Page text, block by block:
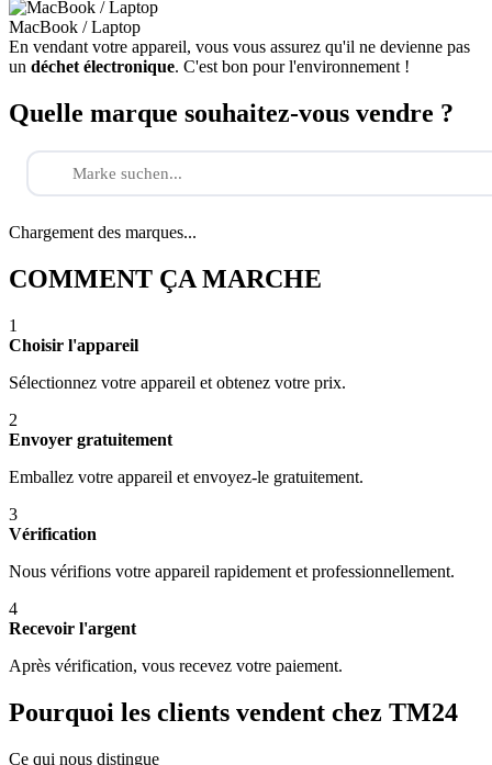
MacBook / Laptop
En vendant votre appareil, vous vous assurez qu'il ne devienne pas
un déchet électronique. C'est bon pour l'environnement !
Quelle marque souhaitez-vous vendre ?
Chargement des marques...
COMMENT ÇA MARCHE
1
Choisir l'appareil
Sélectionnez votre appareil et obtenez votre prix.
2
Envoyer gratuitement
Emballez votre appareil et envoyez-le gratuitement.
3
Vérification
Nous vérifions votre appareil rapidement et professionnellement.
4
Recevoir l'argent
Après vérification, vous recevez votre paiement.
Pourquoi les clients vendent chez TM24
Ce qui nous distingue